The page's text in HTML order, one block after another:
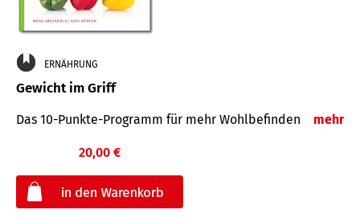
ERNÄHRUNG
Gewicht im Griff
Das 10-Punkte-Programm für mehr Wohlbefinden mehr
20,00 €